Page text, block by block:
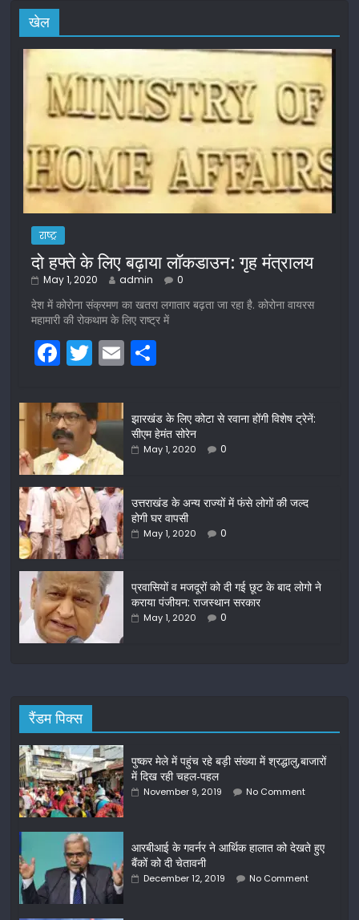
खेल
राष्ट्र
दो हफ्ते के लिए बढ़ाया लॉकडाउन: गृह मंत्रालय
May 1, 2020 admin 0
देश में कोरोना संक्रमण का खतरा लगातार बढ़ता जा रहा है. कोरोना वायरस
महामारी की रोकथाम के लिए राष्ट्र में
F
a
c
e
b
o
o
k
T
w
itt
er
E
m
ar
e
झारखंड के लिए कोटा से रवाना होंगी विशेष ट्रेनें:
सीएम हेमंत सोरेन
May 1, 2020 0
उत्तराखंड के अन्य राज्यों में फंसे लोगों की जल्द
होगी घर वापसी
May 1, 2020 0
प्रवासियों व मजदूरों को दी गई छूट के बाद लोगो ने
कराया पंजीयन: राजस्थान सरकार
May 1, 2020 0
रैंडम पिक्स
पुष्कर मेले में पहुंच रहे बड़ी संख्या में श्रद्धालु,बाजारों
में दिख रही चहल-पहल
November 9, 2019 No Comment
आरबीआई के गवर्नर ने आर्थिक हालात को देखते हुए
बैंकों को दी चेतावनी
December 12, 2019 No Comment